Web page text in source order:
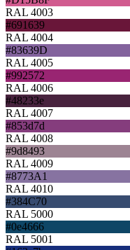
RAL 4003
#691639
RAL 4004
#83639D
RAL 4005
#992572
RAL 4006
#48233e
RAL 4007
#853d7d
RAL 4008
#9d8493
RAL 4009
#8773A1
RAL 4010
#384C70
RAL 5000
#0e4666
RAL 5001